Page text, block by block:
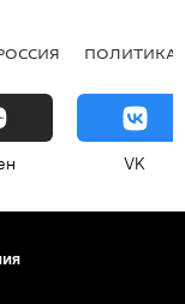
ПОЛИТИКА
VK